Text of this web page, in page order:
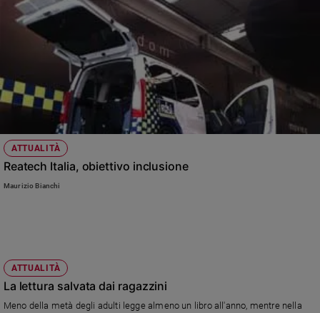
Libri
Musica
ed
educazione
e
figli
Nonni
Coppia
Bioetica
ATTUALITÀ
Reatech Italia, obiettivo inclusione
Maurizio Bianchi
ATTUALITÀ
La lettura salvata dai ragazzini
Meno della metà degli adulti legge almeno un libro all'anno, mentre nella